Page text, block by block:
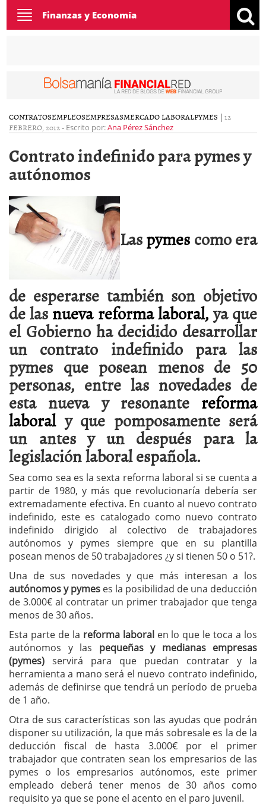
Toggle
navigation
Finanzas y Economía
CONTRATOSEMPLEOSEMPRESASMERCADO LABORALPYMES | 12
FEBRERO, 2012- Escrito por:Ana Pérez Sánchez
Contrato indefinido para pymes y
autónomos
Laspymescomo era
de esperarse también son objetivo
de lasnueva reforma laboral,ya que
el Gobierno ha decidido desarrollar
un contrato indefinido para las
pymes que posean menos de 50
personas, entre las novedades de
esta nueva y resonante reforma
laboraly que pomposamente será
un antes y un después para la
legislación laboral española.
Sea como sea es la sexta reforma laboral si se cuenta a
partir de 1980, y más que revolucionaría debería ser
extremadamente efectiva. En cuanto al nuevo contrato
indefinido, este es catalogado como nuevo contrato
indefinido dirigido al colectivo de trabajadores
autónomos y pymes siempre que en su plantilla
posean menos de 50 trabajadores ¿y si tienen 50 o 51?.
Una de sus novedades y que más interesan a los
autónomos y pymes es la posibilidad de una deducción
de 3.000€ al contratar un primer trabajador que tenga
menos de 30 años.
Esta parte de la reforma laboralen lo que le toca a los
autónomos y las pequeñas y medianas empresas
(pymes) servirá para que puedan contratar y la
herramienta a mano será el nuevo contrato indefinido,
además de definirse que tendrá un período de prueba
de 1 año.
Otra de sus características son las ayudas que podrán
disponer su utilización, la que más sobresale es la de la
deducción fiscal de hasta 3.000€ por el primer
trabajador que contraten sean los empresarios de las
pymes o los empresarios autónomos, este primer
empleado deberá tener menos de 30 años como
requisito ya que se pone el acento en el paro juvenil.